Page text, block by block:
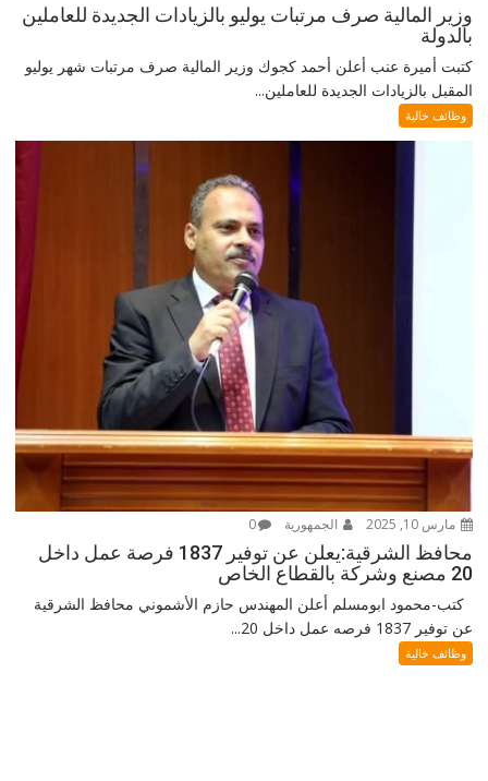
وزير المالية صرف مرتبات يوليو بالزيادات الجديدة للعاملين
بالدولة
كتبت أميرة عنب أعلن أحمد كجوك وزير المالية صرف مرتبات شهر يوليو
المقبل بالزيادات الجديدة للعاملين...
وظائف خالية
مارس 10, 2025 الجمهورية 0
محافظ الشرقية:يعلن عن توفير 1837 فرصة عمل داخل
20 مصنع وشركة بالقطاع الخاص
كتب-محمود ابومسلم أعلن المهندس حازم الأشموني محافظ الشرقية
عن توفير 1837 فرصه عمل داخل 20...
وظائف خالية